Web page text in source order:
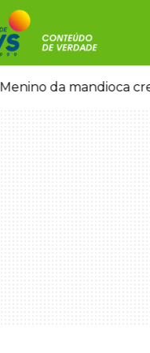
Menino da mandioca